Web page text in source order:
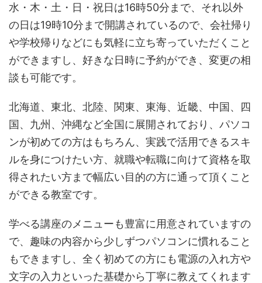
水・木・土・日・祝日は16時50分まで、それ以外
の日は19時10分まで開講されているので、会社帰り
や学校帰りなどにも気軽に立ち寄っていただくこと
ができますし、好きな日時に予約ができ、変更の相
談も可能です。
北海道、東北、北陸、関東、東海、近畿、中国、四
国、九州、沖縄など全国に展開されており、パソコ
ンが初めての方はもちろん、実践で活用できるスキ
ルを身につけたい方、就職や転職に向けて資格を取
得されたい方まで幅広い目的の方に通って頂くこと
ができる教室です。
学べる講座のメニューも豊富に用意されていますの
で、趣味の内容から少しずつパソコンに慣れること
もできますし、全く初めての方にも電源の入れ方や
文字の入力といった基礎から丁寧に教えてくれます